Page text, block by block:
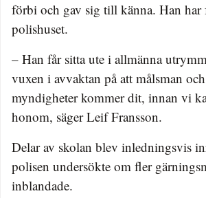
förbi och gav sig till känna. Han
polishuset.
– Han får sitta ute i allmänna
vuxen i avvaktan på att målsman
myndigheter kommer dit, innan vi
honom, säger Leif Fransson.
Delar av skolan blev inledningsvis
polisen undersökte om fler
inblandade.